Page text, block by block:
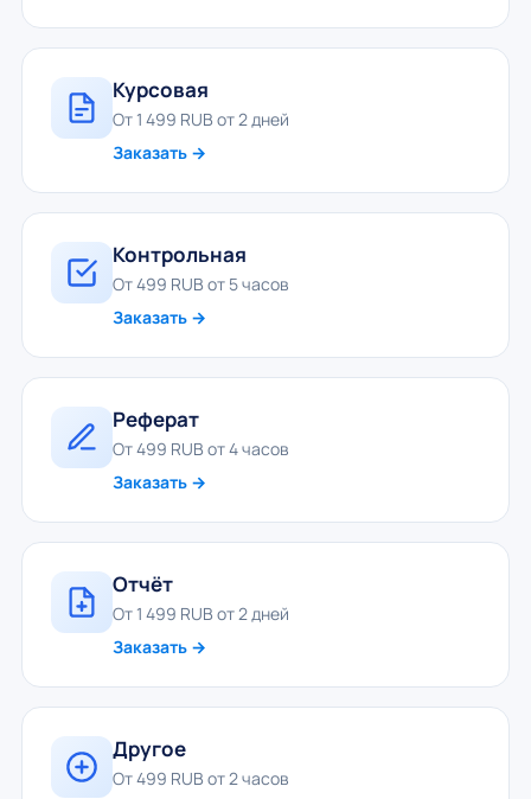
Курсовая
От 1 499 RUB от 2 дней
Заказать →
Контрольная
От 499 RUB от 5 часов
Заказать →
Реферат
От 499 RUB от 4 часов
Заказать →
Отчёт
От 1 499 RUB от 2 дней
Заказать →
Другое
От 499 RUB от 2 часов